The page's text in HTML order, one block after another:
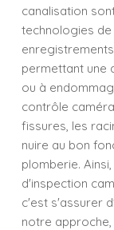
canalisation
technologies
permettant une
ou à
contrôle
fissures, les
nuire au bon
plomberie.
d'inspection
c'est s'assurer
notre